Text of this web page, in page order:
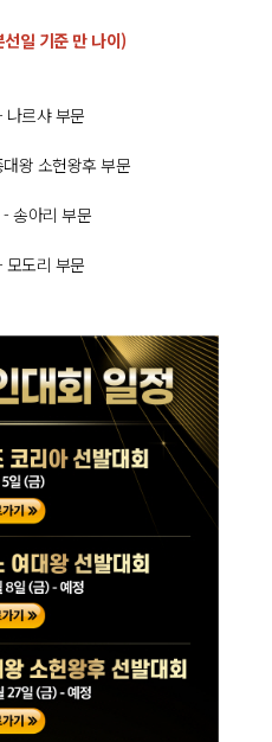
선일 기준 만 나이)
나르샤 부문
왕 소헌왕후 부문
송아리 부문
모도리 부문
일정
10월 29일 (일)
회 공식 홈페이지 접수
가 , 서류접수비 무료)
면접